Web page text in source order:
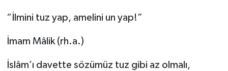
“İlmini tuz yap, amelini un yap!”
İmam Mâlik (rh.a.)
İslâm’ı davette sözümüz tuz gibi az olmalı,